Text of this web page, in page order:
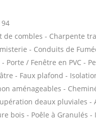
de combles - Charpente
- Conduits de
Porte / Fenêtre en PVC -
- Faux plafond -
aménageables -
deaux pluviales
bois - Poêle à Granulés